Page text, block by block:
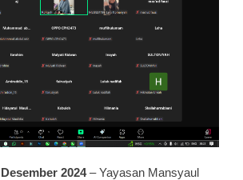
2024– Yayasan Mansyaul